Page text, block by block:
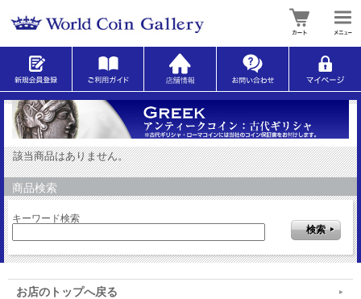
該当商品はありません。
商品検索
キーワード検索
お店のトップへ戻る